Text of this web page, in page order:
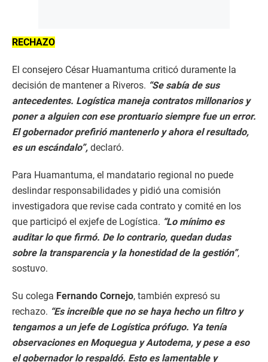
RECHAZO
El consejero César Huamantuma criticó duramente la
decisión de mantener a Riveros. “Se sabía de sus
antecedentes. Logística maneja contratos millonarios y
poner a alguien con ese prontuario siempre fue un error.
El gobernador prefirió mantenerlo y ahora el resultado,
es un escándalo”, declaró.
Para Huamantuma, el mandatario regional no puede
deslindar responsabilidades y pidió una comisión
investigadora que revise cada contrato y comité en los
que participó el exjefe de Logística. “Lo mínimo es
auditar lo que firmó. De lo contrario, quedan dudas
sobre la transparencia y la honestidad de la gestión”,
sostuvo.
Su colega Fernando Cornejo, también expresó su
rechazo. “Es increíble que no se haya hecho un filtro y
tengamos a un jefe de Logística prófugo. Ya tenía
observaciones en Moquegua y Autodema, y pese a eso
el gobernador lo respaldó. Esto es lamentable y